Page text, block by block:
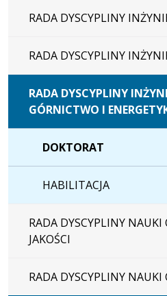
RADA DYSCYPLINY
RADA DYSCYPLINY
RADA DYSCYPLINY
GÓRNICTWO I
DOKTORAT
HABILITACJA
RADA DYSCYPLINY
JAKOŚCI
RADA DYSCYPLINY